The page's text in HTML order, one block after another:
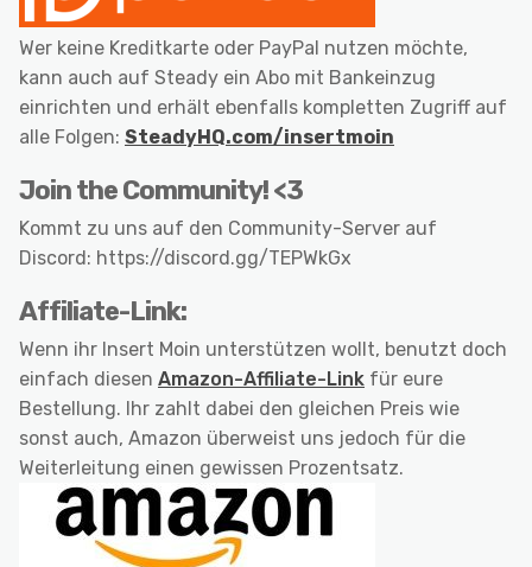
Wer keine Kreditkarte oder PayPal nutzen möchte,
kann auch auf Steady ein Abo mit Bankeinzug
einrichten und erhält ebenfalls kompletten Zugriff auf
alle Folgen: SteadyHQ.com/insertmoin
Join the Community! <3
Kommt zu uns auf den Community-Server auf
Discord: https://discord.gg/TEPWkGx
Affiliate-Link:
Wenn ihr Insert Moin unterstützen wollt, benutzt doch
einfach diesen Amazon-Affiliate-Link für eure
Bestellung. Ihr zahlt dabei den gleichen Preis wie
sonst auch, Amazon überweist uns jedoch für die
Weiterleitung einen gewissen Prozentsatz.